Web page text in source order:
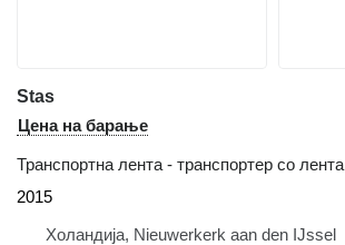
Stas
Цена на барање
Транспортна лента - транспортер со лента
2015
Холандија, Nieuwerkerk aan den IJssel